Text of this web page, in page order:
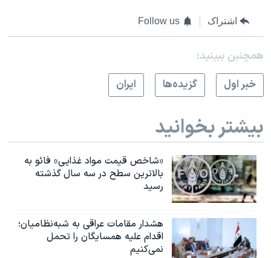
سفر پرزیدنت ترامپ به چین
اشتراک Follow us
همچنبن ببینید:
خبر اول
گزيده‌ها ايران
بیشتر بخوانید
«شاخص قیمت مواد غذایی» فائو به
بالاترین سطح در سه سال گذشته
رسید
هشدار مقامات عراقی به شبه‌نظامیان؛
اقدام علیه همسایگان را تحمل
نمی‌کنیم